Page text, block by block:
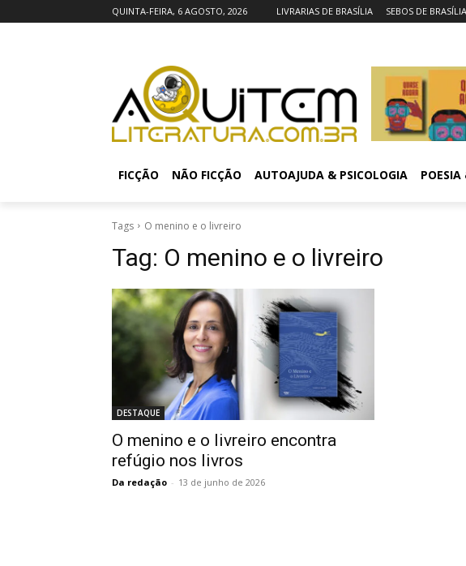
QUINTA-FEIRA, 6 AGOSTO, 2026 LIVRARIAS DE BRASÍLIA SEBOS DE BRASÍLIA
FICÇÃO NÃO FICÇÃO AUTOAJUDA & PSICOLOGIA POESIA
Tags O menino e o livreiro
Tag: O menino e o livreiro
DESTAQUE
O menino e o livreiro encontra
refúgio nos livros
Da redação - 13 de junho de 2026